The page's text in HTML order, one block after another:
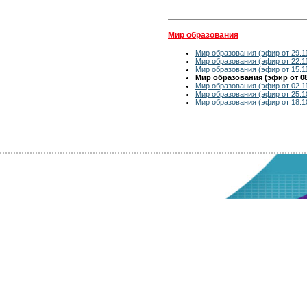
Мир образования
Мир образования (эфир от
Мир образования (эфир от
Мир образования (эфир от
Мир образования (эфир от
Мир образования (эфир от
Мир образования (эфир от
Мир образования (эфир от